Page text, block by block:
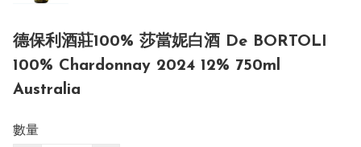
德保利酒莊100% 莎當妮白酒 De BORTOLI
100% Chardonnay 2024 12% 750ml
Australia
數量